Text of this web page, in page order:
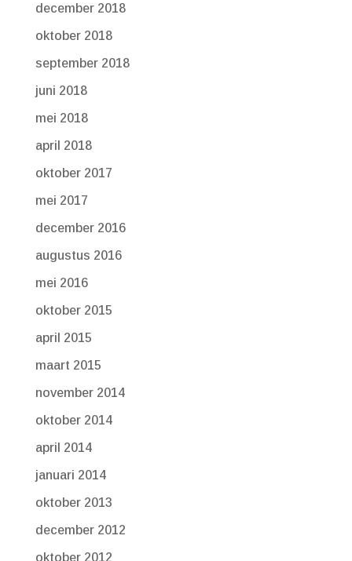
december 2018
oktober 2018
september 2018
juni 2018
mei 2018
april 2018
oktober 2017
mei 2017
december 2016
augustus 2016
mei 2016
oktober 2015
april 2015
maart 2015
november 2014
oktober 2014
april 2014
januari 2014
oktober 2013
december 2012
oktober 2012